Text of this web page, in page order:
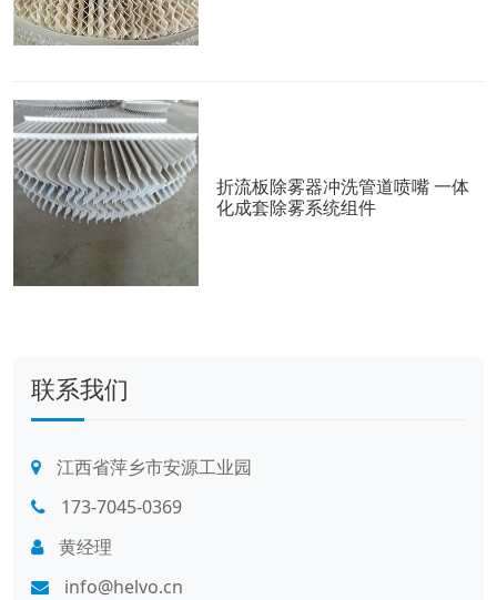
折流板除雾器冲洗管道喷嘴 一体
化成套除雾系统组件
联系我们
江西省萍乡市安源工业园
173-7045-0369
黄经理
info@helvo.cn